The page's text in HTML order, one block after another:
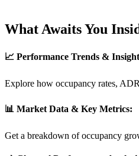
What Awaits You
📈 Performance Trends &
Explore how occupancy rates,
📊 Market Data & Key Metrics:
Get a breakdown of occupancy